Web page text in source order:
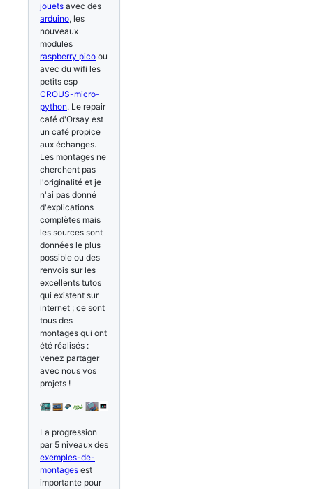
jouets avec des
arduino, les
nouveaux
modules
raspberry pico ou
avec du wifi les
petits esp
CROUS-micro-
python. Le repair
café d'Orsay est
un café propice
aux échanges.
Les montages ne
cherchent pas
l'originalité et je
n'ai pas donné
d'explications
complètes mais
les sources sont
données le plus
possible ou des
renvois sur les
excellents tutos
qui existent sur
internet ; ce sont
tous des
montages qui ont
été réalisés :
venez partager
avec nous vos
projets !
La progression
par 5 niveaux des
exemples-de-
montages est
importante pour